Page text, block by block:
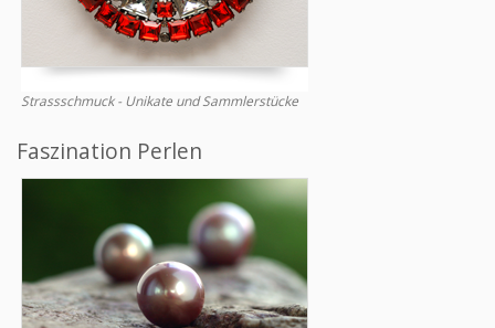
Strassschmuck - Unikate und Sammlerstücke
Faszination Perlen